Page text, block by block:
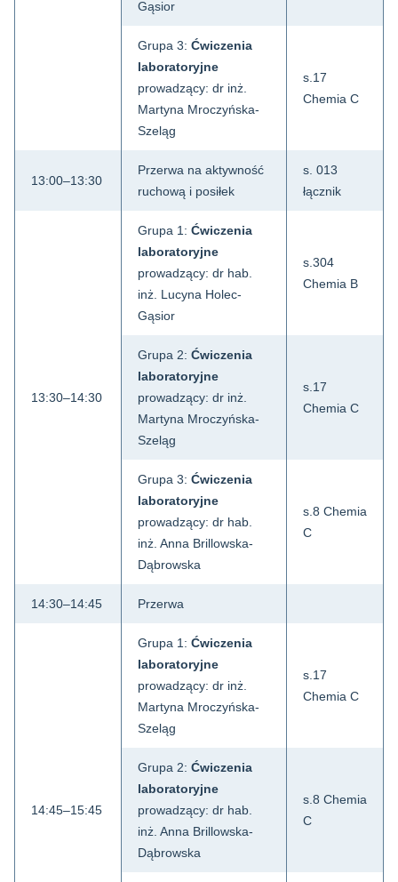
Gąsior
Grupa 3: Ćwiczenia
laboratoryjne
prowadzący: dr inż.
Martyna Mroczyńska-
Szeląg
s.17
Chemia C
13:00–13:30
Przerwa na aktywność
ruchową i posiłek
s. 013
łącznik
13:30–14:30
Grupa 1: Ćwiczenia
laboratoryjne
prowadzący: dr hab.
inż. Lucyna Holec-
Gąsior
s.304
Chemia B
Grupa 2: Ćwiczenia
laboratoryjne
prowadzący: dr inż.
Martyna Mroczyńska-
Szeląg
s.17
Chemia C
Grupa 3: Ćwiczenia
laboratoryjne
prowadzący: dr hab.
inż. Anna Brillowska-
Dąbrowska
s.8 Chemia
C
14:30–14:45 Przerwa
14:45–15:45
Grupa 1: Ćwiczenia
laboratoryjne
prowadzący: dr inż.
Martyna Mroczyńska-
Szeląg
s.17
Chemia C
Grupa 2: Ćwiczenia
laboratoryjne
prowadzący: dr hab.
inż. Anna Brillowska-
Dąbrowska
s.8 Chemia
C